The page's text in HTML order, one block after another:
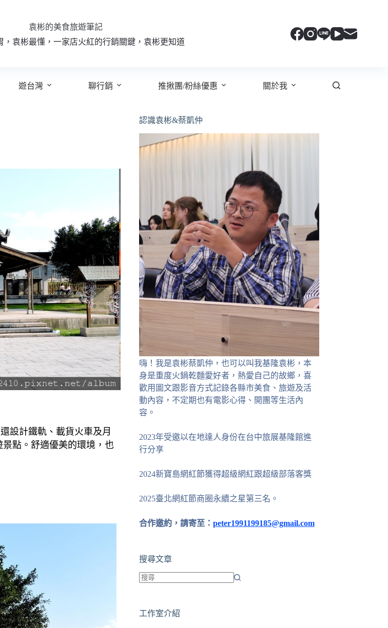
袁彬的美食旅遊筆記
，袁彬最懂，一家店火紅的行銷關鍵，袁彬更知道
遊台灣 聊行銷 推揪團/粉絲優惠 關於我
設計鐵軌、載貨火車及月
點。舒適優美的環境，也
認識袁彬&蔡凱仲
嗨！我是袁彬蔡凱仲，也可以叫我基隆袁彬，本
身是重度火鍋乾麵愛好者，熱愛自己的故鄉，喜
歡用圖文跟影音方式記錄各縣市美食、旅遊及活
動內容，不定期也有電影心得、開團等生活內
容。
2023年受邀以在地達人身份在台中旅展基隆館進
行分享
2024新寶島網紅節獲得超級網紅跟超級部落客獎
2025臺北網紅節商圈永續之星第三名。
合作邀約，請寄至： peter1991199185@gmail.com
搜尋文章
到
工作室介紹